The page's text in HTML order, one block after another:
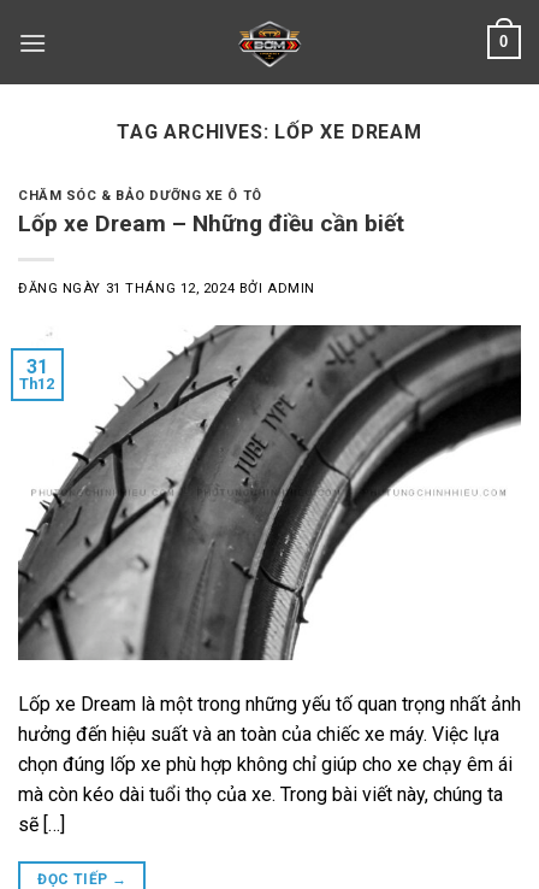
0
TAG ARCHIVES: LỐP XE DREAM
CHĂM SÓC & BẢO DƯỠNG XE Ô TÔ
Lốp xe Dream – Những điều cần biết
ĐĂNG NGÀY 31 THÁNG 12, 2024 BỞI ADMIN
31
Th12
Lốp xe Dream là một trong những yếu tố quan trọng nhất ảnh
hưởng đến hiệu suất và an toàn của chiếc xe máy. Việc lựa
chọn đúng lốp xe phù hợp không chỉ giúp cho xe chạy êm ái
mà còn kéo dài tuổi thọ của xe. Trong bài viết này, chúng ta
sẽ […]
ĐỌC TIẾP →